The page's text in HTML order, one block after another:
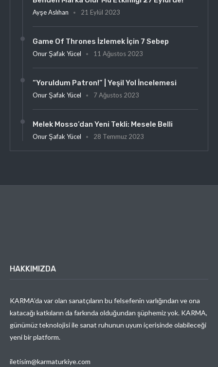
Ayşe Aslıhan 21 Eylül 2023
Game Of Thrones İzlemek İçin 7 Sebep
Onur Şafak Yücel 11 Ağustos 2023
“Yoruldum Patron!” | Yeşil Yol İncelemesi
Onur Şafak Yücel 7 Ağustos 2023
Melek Mosso’dan Yeni Tekli: Mesele Belli
Onur Şafak Yücel 28 Temmuz 2023
HAKKIMIZDA
KARMA’da var olan sanatçıların bu felsefenin varlığından ve ona
katacağı katkıların da farkında olduğundan şüphemiz yok. KARMA,
günümüz teknolojisi ile sanat ruhunun uyum içerisinde olabileceği
yeni bir platform.
iletisim@karmaturkiye.com